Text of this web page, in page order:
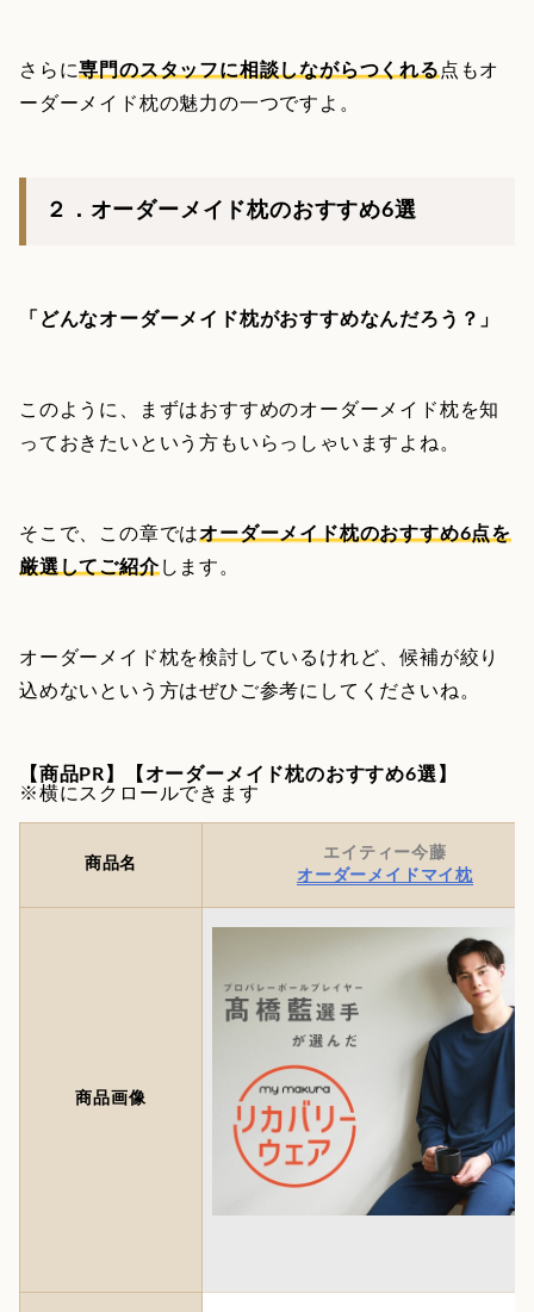
さらに専門のスタッフに相談しながらつくれる点もオ
ーダーメイド枕の魅力の一つですよ。
２．オーダーメイド枕のおすすめ6選
「どんなオーダーメイド枕がおすすめなんだろう？」
このように、まずはおすすめのオーダーメイド枕を知
っておきたいという方もいらっしゃいますよね。
そこで、この章ではオーダーメイド枕のおすすめ6点を
厳選してご紹介します。
オーダーメイド枕を検討しているけれど、候補が絞り
込めないという方はぜひご参考にしてくださいね。
【商品PR】【オーダーメイド枕のおすすめ6選】
※横にスクロールできます
商品名
エイティー今藤
オーダーメイドマイ枕
商品画像